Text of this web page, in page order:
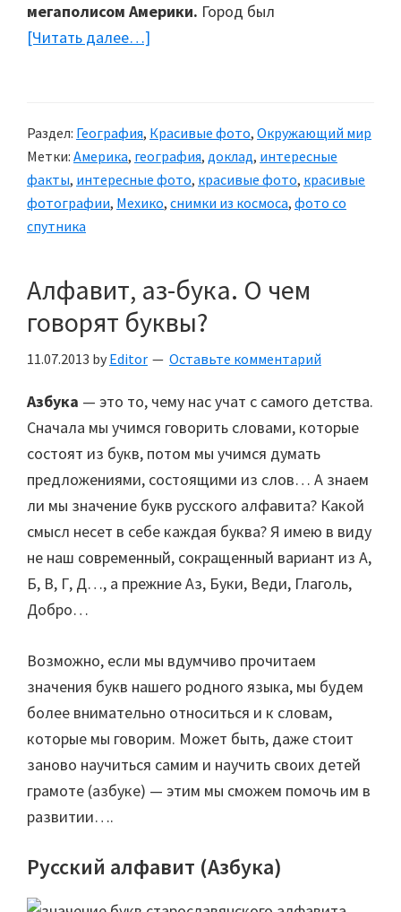
мегаполисом Америки. Город был
[Читать далее…]
высоты
Раздел: География, Красивые фото, Окружающий мир
Метки: Америка, география, доклад, интересные
факты, интересные фото, красивые фото, красивые
фотографии, Мехико, снимки из космоса, фото со
спутника
Алфавит, аз-бука. О чем
говорят буквы?
11.07.2013 by Editor Оставьте комментарий
Азбука — это то, чему нас учат с самого детства.
Сначала мы учимся говорить словами, которые
состоят из букв, потом мы учимся думать
предложениями, состоящими из слов… А знаем
ли мы значение букв русского алфавита? Какой
смысл несет в себе каждая буква? Я имею в виду
не наш современный, сокращенный вариант из А,
Б, В, Г, Д…, а прежние Аз, Буки, Веди, Глаголь,
Добро…
Возможно, если мы вдумчиво прочитаем
значения букв нашего родного языка, мы будем
более внимательно относиться и к словам,
которые мы говорим. Может быть, даже стоит
заново научиться самим и научить своих детей
грамоте (азбуке) — этим мы сможем помочь им в
развитии….
Русский алфавит (Азбука)